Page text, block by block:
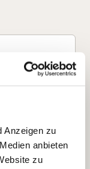
Anzeigen zu
anbieten
zu